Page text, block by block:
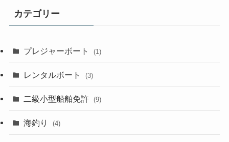
カテゴリー
プレジャーボート (1)
レンタルボート (3)
二級小型船舶免許 (9)
海釣り (4)